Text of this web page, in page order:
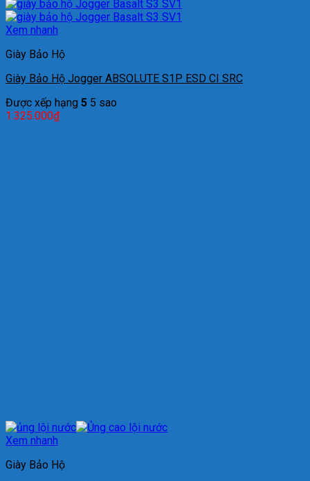
Xem nhanh
Giày Bảo Hộ
Giày Bảo Hộ Jogger ABSOLUTE S1P ESD CI SRC
Được xếp hạng 5 5 sao
1.325.000₫
Xem nhanh
Giày Bảo Hộ